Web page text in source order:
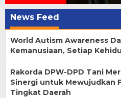
News Feed
Radar
Sumsel
World Autism Awareness
Kemanusiaan, Setiap
Rakorda DPW-DPD Tani
Sinergi untuk Mewujudkan
Tingkat Daerah